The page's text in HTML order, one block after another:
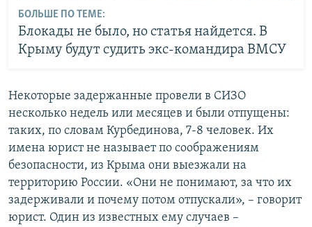
БОЛЬШЕ ПО ТЕМЕ:
Блокады не было, но статья найдется. В
Крыму будут судить экс-командира ВМСУ
Некоторые задержанные провели в СИЗО
несколько недель или месяцев и были отпущены:
таких, по словам Курбединова, 7-8 человек. Их
имена юрист не называет по соображениям
безопасности, из Крыма они выезжали на
территорию России. «Они не понимают, за что их
задерживали и почему потом отпускали», – говорит
юрист. Один из известных ему случаев –